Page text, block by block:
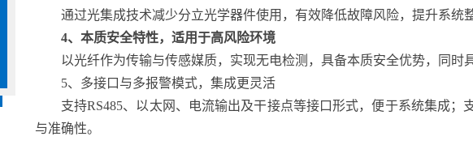
通过光集成技术减少分立光学器件使用，有效降低故障风险，提升系统
4、 本质安全特性，适用于高风险环境
以光纤作为传输与传感媒质，实现无电检测，具备本质安全优势，同时
5、 多接口与多报警模式，集成更灵活
支持RS485、以太网、电流输出及干接点等接口形式，便于系统集成
与准确性。